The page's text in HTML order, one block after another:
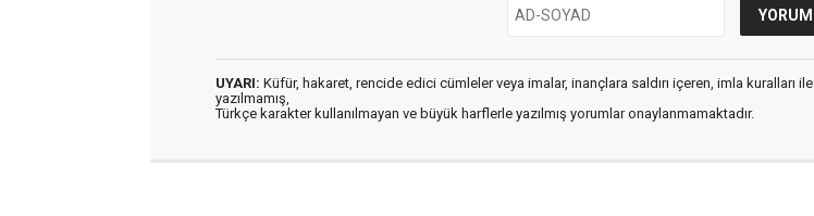
UYARI: Küfür, hakaret, rencide edici cümleler veya imalar, inançlara saldırı içeren, imla kuralları ile
yazılmamış,
Türkçe karakter kullanılmayan ve büyük harflerle yazılmış yorumlar onaylanmamaktadır.